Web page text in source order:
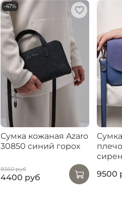
-47%
Сумка кожаная Azaro
30850 синий горох
8360 руб
4400 руб
9500